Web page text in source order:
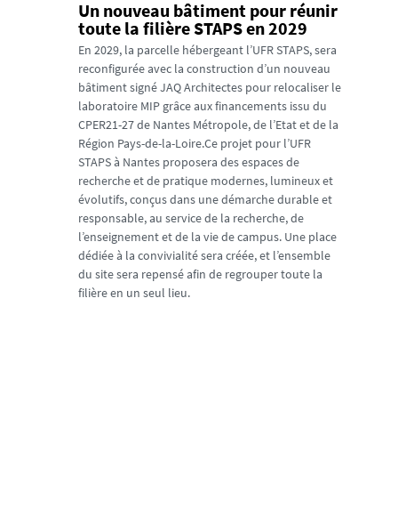
Un nouveau bâtiment pour réunir
toute la filière STAPS en 2029
En 2029, la parcelle hébergeant l’UFR STAPS, sera
reconfigurée avec la construction d’un nouveau
bâtiment signé JAQ Architectes pour relocaliser le
laboratoire MIP grâce aux financements issu du
CPER21-27 de Nantes Métropole, de l’Etat et de la
Région Pays-de-la-Loire.Ce projet pour l’UFR
STAPS à Nantes proposera des espaces de
recherche et de pratique modernes, lumineux et
évolutifs, conçus dans une démarche durable et
responsable, au service de la recherche, de
l’enseignement et de la vie de campus. Une place
dédiée à la convivialité sera créée, et l’ensemble
du site sera repensé afin de regrouper toute la
filière en un seul lieu.